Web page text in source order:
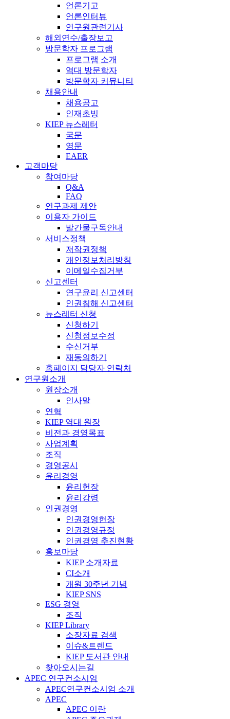
언론기고
언론인터뷰
연구원관련기사
해외연수/출장보고
방문학자 프로그램
프로그램 소개
역대 방문학자
방문학자 커뮤니티
채용안내
채용공고
인재초빙
KIEP 뉴스레터
국문
영문
EAER
고객마당
참여마당
Q&A
FAQ
연구과제 제안
이용자 가이드
발간물구독안내
서비스정책
저작권정책
개인정보처리방침
이메일수집거부
신고센터
연구윤리 신고센터
인권침해 신고센터
뉴스레터 신청
신청하기
신청정보수정
수신거부
재동의하기
홈페이지 담당자 연락처
연구원소개
원장소개
인사말
연혁
KIEP 역대 원장
비전과 경영목표
사업계획
조직
경영공시
윤리경영
윤리헌장
윤리강령
인권경영
인권경영헌장
인권경영규정
인권경영 추진현황
홍보마당
KIEP 소개자료
CI소개
개원 30주년 기념
KIEP SNS
ESG 경영
조직
KIEP Library
소장자료 검색
이슈&트렌드
KIEP 도서관 안내
찾아오시는길
APEC 연구컨소시엄
APEC연구컨소시엄 소개
APEC
APEC 이란